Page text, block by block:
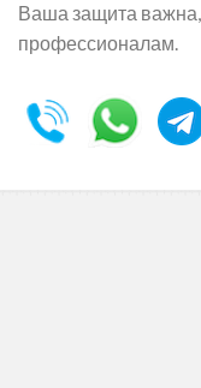
Ваша защита важна,
профессионалам.